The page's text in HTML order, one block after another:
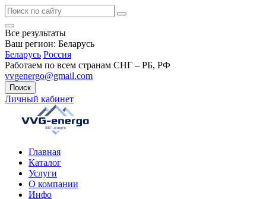
Все результаты
Ваш регион: Беларусь
Беларусь Россия
Работаем по всем странам СНГ – РБ, РФ
vvgenergo@gmail.com
Поиск
Личный кабинет
Главная
Каталог
Услуги
О компании
Инфо